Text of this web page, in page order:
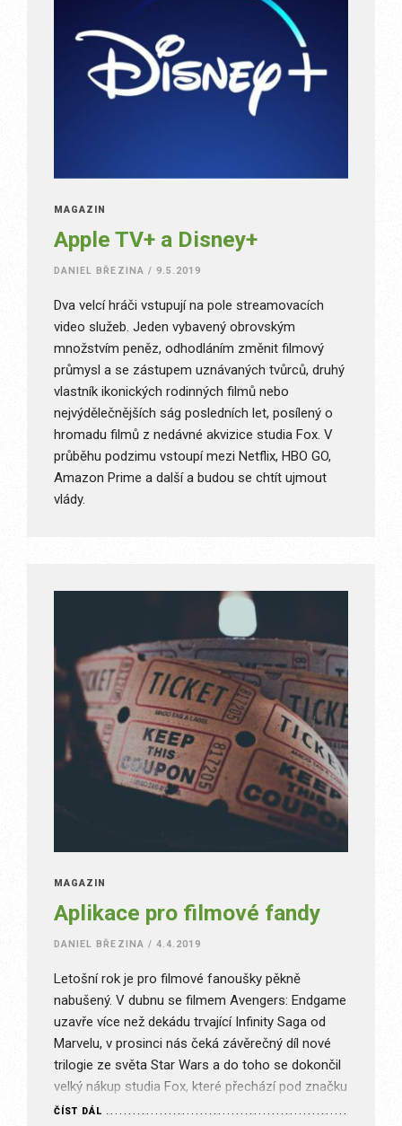
MAGAZÍN
Apple TV+ a Disney+
DANIEL BŘEZINA / 9.5.2019
Dva velcí hráči vstupují na pole streamovacích
video služeb. Jeden vybavený obrovským
množstvím peněz, odhodláním změnit filmový
průmysl a se zástupem uznávaných tvůrců, druhý
vlastník ikonických rodinných filmů nebo
nejvýdělečnějších ság posledních let, posílený o
hromadu filmů z nedávné akvizice studia Fox. V
průběhu podzimu vstoupí mezi Netflix, HBO GO,
Amazon Prime a další a budou se chtít ujmout
vlády.
MAGAZÍN
Aplikace pro filmové fandy
DANIEL BŘEZINA / 4.4.2019
Letošní rok je pro filmové fanoušky pěkně
nabušený. V dubnu se filmem Avengers: Endgame
uzavře více než dekádu trvající Infinity Saga od
Marvelu, v prosinci nás čeká závěrečný díl nové
trilogie ze světa Star Wars a do toho se dokončil
velký nákup studia Fox, které přechází pod značku
Disney. Navíc se nám výrazně rozšiřuje trh…
ČÍST DÁL